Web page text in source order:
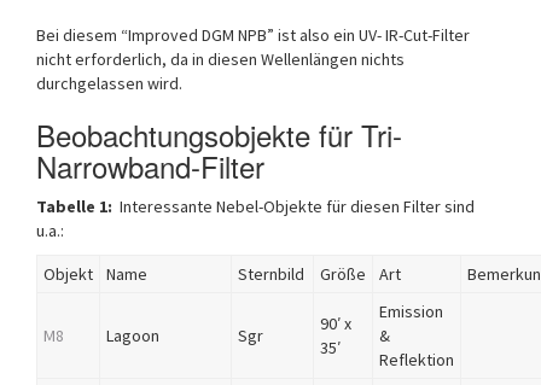
Bei diesem “Improved DGM NPB” ist also ein UV- IR-Cut-Filter
nicht erforderlich, da in diesen Wellenlängen nichts
durchgelassen wird.
Beobachtungsobjekte für Tri-
Narrowband-Filter
Tabelle 1: Interessante Nebel-Objekte für diesen Filter sind
u.a.:
Objekt
Name Sternbild Größe Art
M8 Lagoon Sgr
90′ x
35′
Emission
&
Reflektion